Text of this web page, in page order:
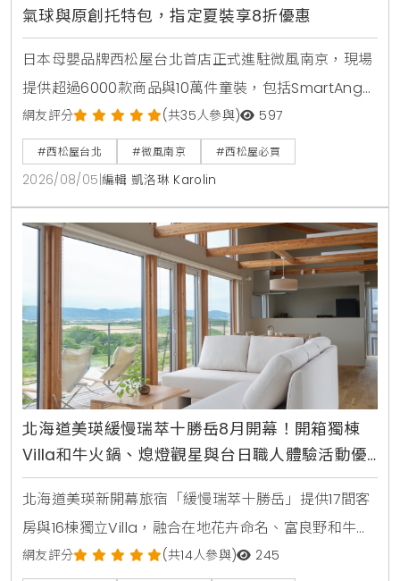
氣球與原創托特包，指定夏裝享8折優惠
日本母嬰品牌西松屋台北首店正式進駐微風南京，現場
提供超過6000款商品與10萬件童裝，包括SmartAngel
褲型紙尿褲、包屁衣與熱銷安撫玩具。慶祝開幕推出全
館消費禮與指定夏裝8折優惠，打造台北家長一站式育
兒購物指南。
網友評分 (共35人參與) 597
#西松屋台北 #微風南京 #西松屋必買
2026/08/05 編輯 凱洛琳 Karolin
北海道美瑛緩慢瑞萃十勝岳8月開幕！開箱獨棟
Villa和牛火鍋、熄燈觀星與台日職人體驗活動優
惠指南
北海道美瑛新開幕旅宿「緩慢瑞萃十勝岳」提供17間客
房與16棟獨立Villa，融合在地花卉命名、富良野和牛旬
味火鍋、星空熄燈體驗與台日職人手作工作坊，帶給旅
網友評分 (共14人參與) 245